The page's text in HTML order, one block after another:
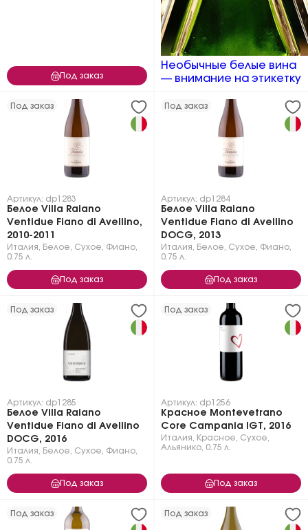
Под заказ
Необычные белые вина
— внимание на этикетку
Под заказ
Артикул: dp1283
Белое Villa Raiano
Ventidue Fiano di Avellino,
2010-2011
Италия Белое Сухое Фиано
0.75 л.
Под заказ
Под заказ
Артикул: dp1284
Белое Villa Raiano
Ventidue Fiano di Avellino
DOCG, 2013
Италия Белое Сухое Фиано
0.75 л.
Под заказ
Под заказ
Артикул: dp1285
Белое Villa Raiano
Ventidue Fiano di Avellino
DOCG, 2016
Италия Белое Сухое Фиано
0.75 л.
Под заказ
Под заказ
Артикул: dp1256
Красное Montevetrano
Core Campania IGT, 2016
Италия Красное Сухое
Альянико 0.75 л.
Под заказ
Под заказ Под заказ